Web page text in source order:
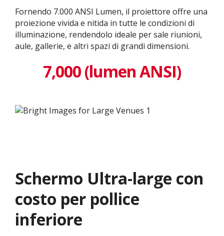
Fornendo 7.000 ANSI Lumen, il proiettore offre una
proiezione vivida e nitida in tutte le condizioni di
illuminazione, rendendolo ideale per sale riunioni,
aule, gallerie, e altri spazi di grandi dimensioni.
7,000 (lumen ANSI)
Schermo Ultra-large con
costo per pollice
inferiore